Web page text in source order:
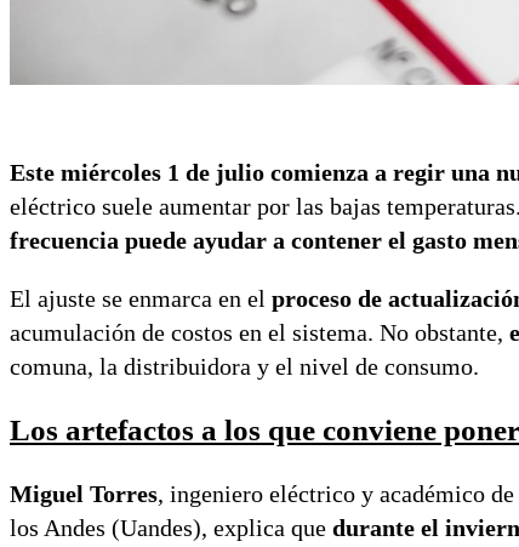
Este miércoles 1 de julio comienza a regir una
eléctrico suele aumentar por las bajas
frecuencia puede ayudar a contener el gasto
El ajuste se enmarca en el proceso de
acumulación de costos en el sistema. No obstante,
comuna, la distribuidora y el nivel de consumo.
Los artefactos a los que conviene
Miguel Torres, ingeniero eléctrico y académico
los Andes (Uandes), explica que durante el